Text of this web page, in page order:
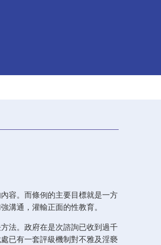
容。而條例的主要目標就是一方
溝通，灌輸正面的性教育。
法。政府在是次諮詢已收到過千
已有一套評級機制對不雅及淫褻